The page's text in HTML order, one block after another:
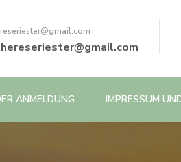
ANMELDUNG IMPRESSUM